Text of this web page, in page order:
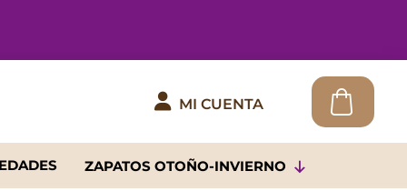
 MI CUENTA
ZAPATOS OTOÑO-INVIERNO